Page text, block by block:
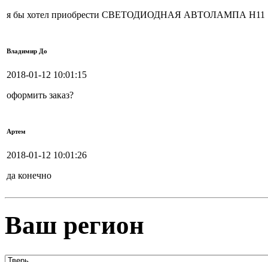
я бы хотел приобрести СВЕТОДИОДНАЯ АВТОЛАМПА H11
Владимир До
2018-01-12 10:01:15
оформить заказ?
Артем
2018-01-12 10:01:26
да конечно
Ваш регион